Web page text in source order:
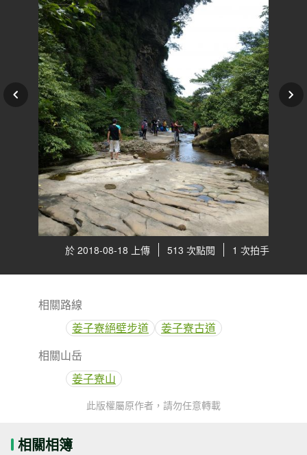
於 2018-08-18 上傳 513 次點閱 1 次拍手
相關路線
姜子寮絕壁步道
姜子寮古道
相關山岳
姜子寮山
此版權屬原作者，請勿任意轉載
相關相簿